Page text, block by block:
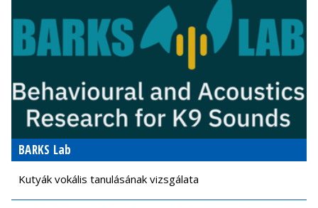
BARKS Lab
Kutyák vokális tanulásának vizsgálata